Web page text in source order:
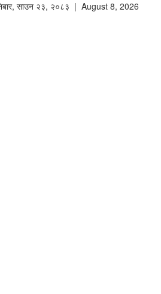
, साउन २३, २०८३ | August 8, 2026